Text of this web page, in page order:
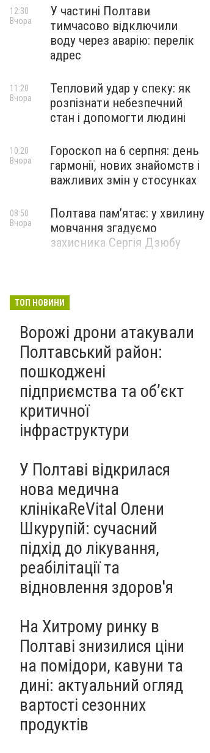
У частині Полтави
тимчасово відключили
воду через аварію: перелік
адрес
12:30
Вчора
Тепловий удар у спеку: як
розпізнати небезпечний
стан і допомогти людині
11:20
Вчора
Гороскоп на 6 серпня: день
гармонії, нових знайомств і
важливих змін у стосунках
10:20
Вчора
Полтава пам’ятає: у хвилину
мовчання згадуємо
захисника Сергія Дзюбу
08:50
Вчора
ТОП НОВИНИ
Ворожі дрони атакували
Полтавський район:
пошкоджені
підприємства та об’єкт
критичної
інфраструктури
У Полтаві відкрилася
нова медична
клінікаReVital Олени
Шкурупій: сучасний
підхід до лікування,
реабілітації та
відновлення здоров'я
На Хитрому ринку в
Полтаві знизилися ціни
на помідори, кавуни та
дині: актуальний огляд
вартості сезонних
продуктів